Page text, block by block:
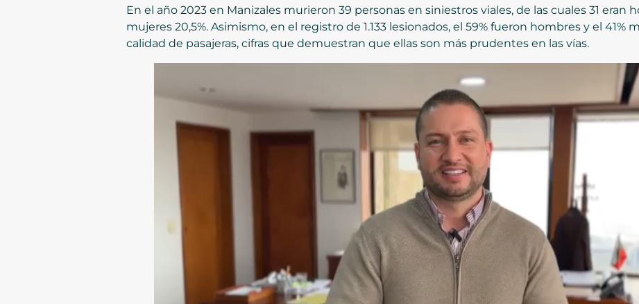
En el año 2023 en Manizales murieron 39 personas en siniestros viales, de las cuales 31 eran
mujeres 20,5%. Asimismo, en el registro de 1.133 lesionados, el 59% fueron hombres y el 41%
calidad de pasajeras, cifras que demuestran que ellas son más prudentes en las vías.